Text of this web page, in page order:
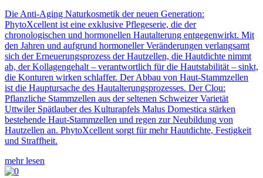
Die Anti-Aging Naturkosmetik der neuen Generation:
PhytoXcellent ist eine exklusive Pflegeserie, die der
chronologischen und hormonellen Hautalterung entgegenwirkt. Mit
den Jahren und aufgrund hormoneller Veränderungen verlangsamt
sich der Erneuerungsprozess der Hautzellen, die Hautdichte nimmt
ab, der Kollagengehalt – verantwortlich für die Hautstabilität – sinkt,
die Konturen wirken schlaffer. Der Abbau von Haut-Stammzellen
ist die Hauptursache des Hautalterungsprozesses. Der Clou:
Pflanzliche Stammzellen aus der seltenen Schweizer Varietät
Uttwiler Spätlauber des Kulturapfels Malus Domestica stärken
bestehende Haut-Stammzellen und regen zur Neubildung von
Hautzellen an. PhytoXcellent sorgt für mehr Hautdichte, Festigkeit
und Straffheit.
mehr lesen